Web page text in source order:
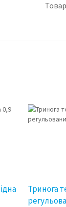
Тринога